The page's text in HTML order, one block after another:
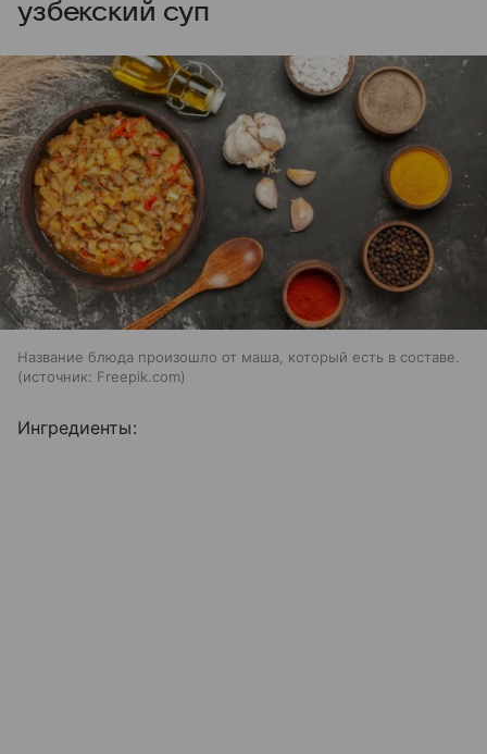
узбекский суп
Название блюда произошло от маша, который есть в составе.
источник: Freepik.com
Ингредиенты: